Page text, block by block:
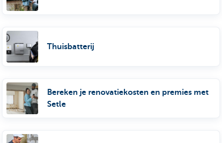
Thuisbatterij
Bereken je renovatiekosten en premies met
Setle